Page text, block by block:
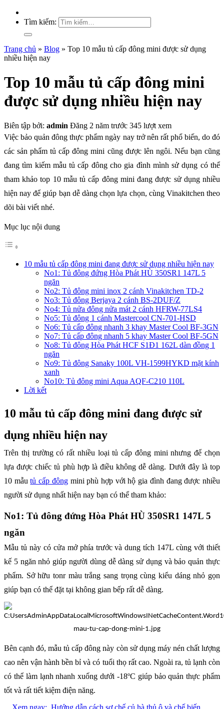
Tìm kiếm:
Trang chủ » Blog » Top 10 mẫu tủ cấp đông mini được sử dụng
nhiều hiện nay
Top 10 mẫu tủ cấp đông mini
được sử dụng nhiều hiện nay
Biên tập bởi: admin Đăng 2 năm trước 345 lượt xem
Việc bảo quản đông thực phẩm ngày nay trở nên rất phổ biến, do đó
các sản phẩm tủ cấp đông mini cũng được lên ngôi. Nếu bạn cũng
đang tìm kiếm mẫu tủ cấp đông cho gia đình mình sử dụng có thể
tham khảo top 10 mẫu tủ cấp đông mini đang được sử dụng nhiều
hiện nay để giúp bạn dễ dàng chọn lựa chọn, cùng Vinakitchen theo
dõi bài viết nhé.
Mục lục nội dung
10 mẫu tủ cấp đông mini đang được sử dụng nhiều hiện nay
No1: Tủ đông đứng Hòa Phát HÙ 350SR1 147L 5
ngăn
No2: Tủ đông mini inox 2 cánh Vinakitchen TD-2
No3: Tủ đông Berjaya 2 cánh BS-2DUF/Z
No4: Tủ nửa đông nửa mát 2 cánh HFRW-77LS4
No5: Tủ đông 1 cánh Mastercool CN-701-HSD
No6: Tủ cấp đông nhanh 3 khay Master Cool BF-3GN
No7: Tủ cấp đông nhanh 5 khay Master Cool BF-5GN
No8: Tủ đông Hòa Phát HCF S1Đ1 162L dàn đồng 1
ngăn
No9: Tủ đông Sanaky 100L VH-1599HYKD mặt kính
xanh
No10: Tủ đông mini Aqua AQF-C210 110L
Lời kết
10 mẫu tủ cấp đông mini đang được sử
dụng nhiều hiện nay
Trên thị trường có rất nhiều loại tủ cấp đông mini nhưng để chọn
lựa được chiếc tủ phù hợp là điều không dễ dàng. Dưới đây là top
10 mẫutủ cấp đôngmini phù hợp với hộ gia đình đang được nhiều
người sử dụng nhất hiện nay bạn có thể tham khảo:
No1: Tủ đông đứng Hòa Phát HÙ 350SR1 147L 5
ngăn
Mẫu tủ này có cửa mở phía trước và dung tích 147L cùng với thiết
kế 5 ngăn nhỏ giúp người dùng dễ dàng sử dụng và bảo quản thực
phẩm. Sở hữu tonr màu trắng sang trọng cùng kiểu dáng nhỏ gọn
giúp bạn có thể đặt tại không gian bếp rất dễ dàng.
Bên cạnh đó, mẫu tủ cấp đông này còn sử dụng máy nén chất lượng
cao nên vận hành bền bỉ và có tuổi thọ rất cao. Ngoài ra, tủ lạnh còn
có thể làm lạnh nhanh xuống dưới -18oC giúp bảo quản thực phẩm
tốt và rất tiết kiệm điện năng.
Xem ngay: Hướng dẫn cách sơ chế củ hà thủ ô và chế biến